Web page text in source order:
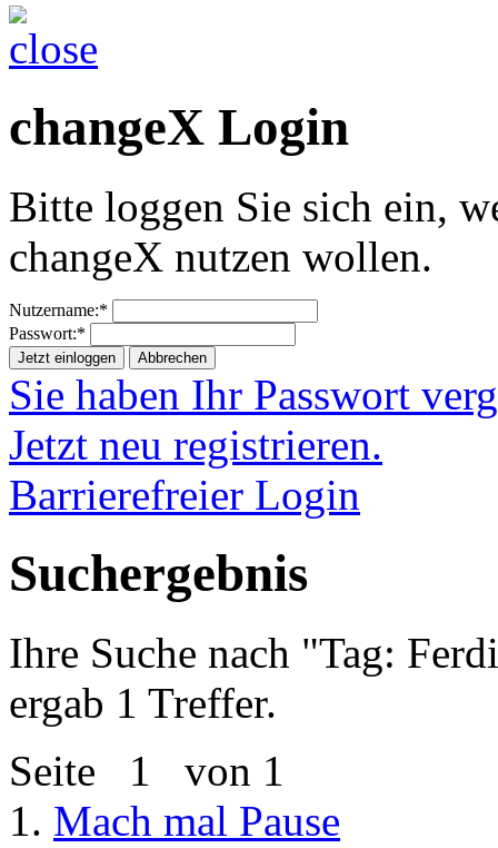
changeX Login
Bitte loggen Sie sich ein,
changeX nutzen wollen.
Nutzername:*
Passwort:*
Jetzt einloggen Abbrechen
Sie haben Ihr Passwort
Jetzt neu registrieren.
Barrierefreier Login
Suchergebnis
Ihre Suche nach "Tag:
ergab 1 Treffer.
Seite 1 von 1
1. Mach mal Pause